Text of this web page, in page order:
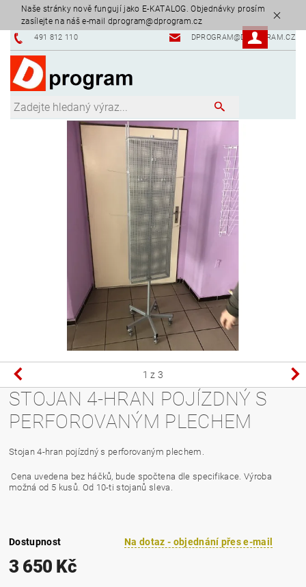
Naše stránky nově fungují jako E-KATALOG. Objednávky prosím
zasílejte na náš e-mail dprogram@dprogram.cz
491 812 110 DPROGRAM@DPROGRAM.CZ
1 z 3
STOJAN 4-HRAN POJÍZDNÝ S
PERFOROVANÝM PLECHEM
Stojan 4-hran pojízdný s perforovaným plechem.
Cena uvedena bez háčků, bude spočtena dle specifikace. Výroba
možná od 5 kusů. Od 10-ti stojanů sleva.
Dostupnost Na dotaz - objednání přes e-mail
3 650 Kč